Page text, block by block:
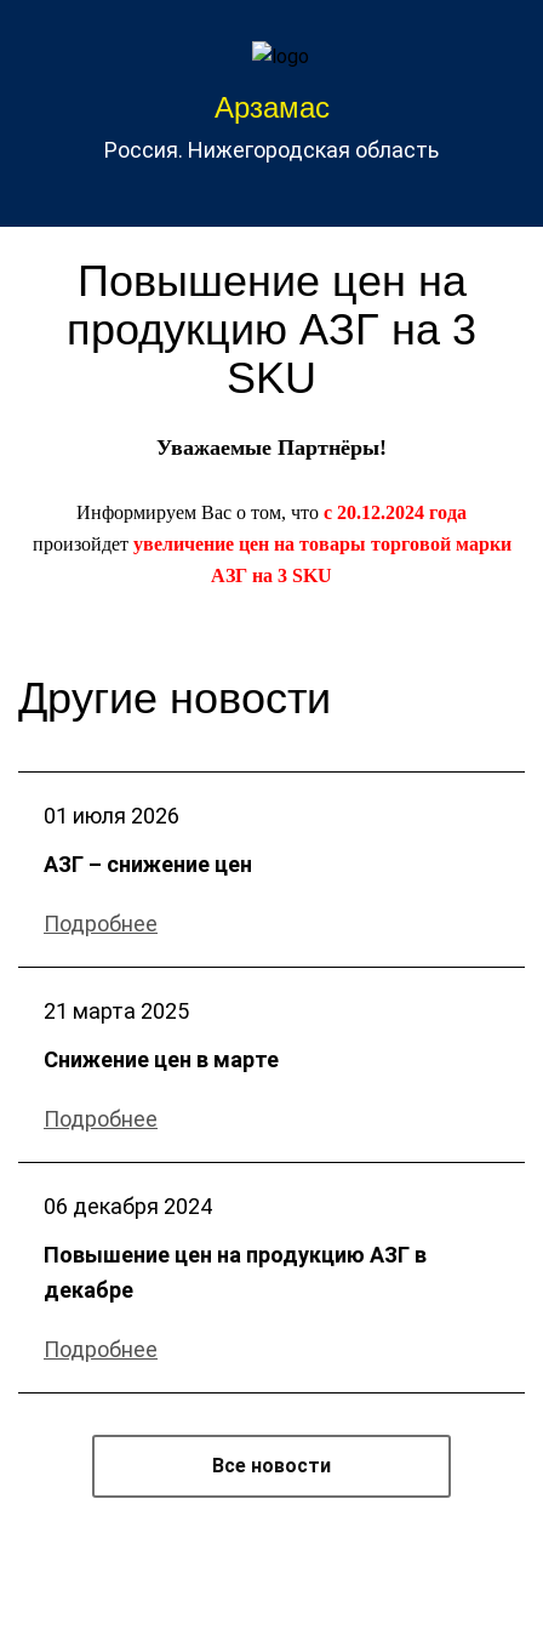
Арзамас
Россия. Нижегородская область
Повышение цен на
продукцию АЗГ на 3
SKU
Уважаемые Партнёры!
Информируем Вас о том, что c 20.12.2024 года
произойдет увеличение цен на товары торговой марки
АЗГ на 3 SKU
Другие новости
01 июля 2026
АЗГ – снижение цен
Подробнее
21 марта 2025
Снижение цен в марте
Подробнее
06 декабря 2024
Повышение цен на продукцию АЗГ в
декабре
Подробнее
Все новости